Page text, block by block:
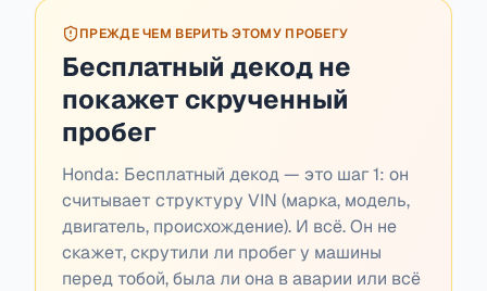
ПРЕЖДЕ ЧЕМ ВЕРИТЬ ЭТОМУ ПРОБЕГУ
Бесплатный декод не
покажет скрученный
пробег
Honda: Бесплатный декод — это шаг 1: он
считывает структуру VIN (марка, модель,
двигатель, происхождение). И всё. Он не
скажет, скрутили ли пробег у машины
перед тобой, была ли она в аварии или всё